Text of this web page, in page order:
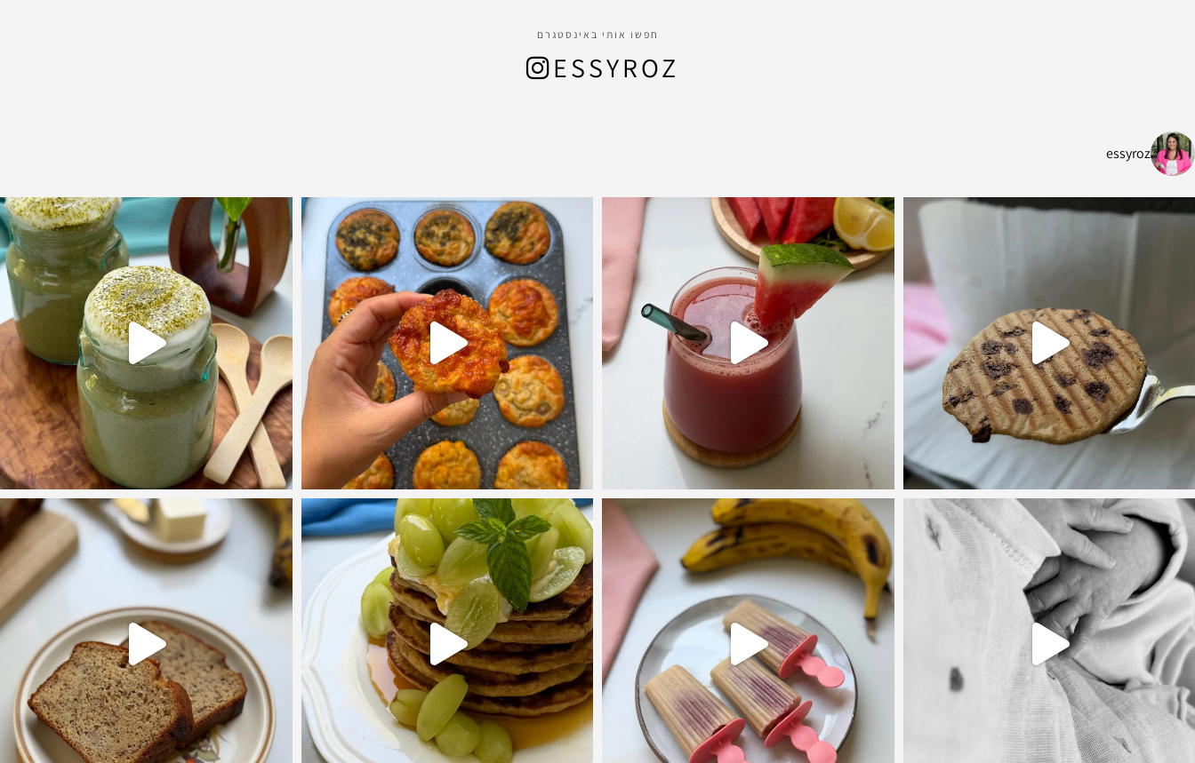
חפשו אותי באינסטגרם
ESSYROZ
essyroz
⁨ במיוחד לקראת אוגוסט הגדול וגל החום המתקרב, הכנתימאפינס גבינות ושיבולת שועל עשיר ומהמם שמתאים לארוח ⁨ כל מי שאוהבת מאצ׳ה הולכת להתאהב במתכון המשגע הז
⁨ את הביס המושלם הזה אני מכינה בכל שבוע בחופש הגדו כולנו אוהבות ואוהבים פנקייקים, ויש לי פה מתכון מנ זו בדיוק העונה שלכולנו יש בננות סופר בשלות ועסיסיו